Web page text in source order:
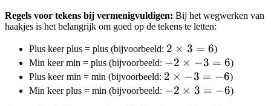
Regels voor tekens bij vermenigvuldigen: Bij het wegwerken van
haakjes is het belangrijk om goed op de tekens te letten:
Plus keer plus = plus (bijvoorbeeld: 2
\times
3 = 6
2 × 3 = 6)
Min keer min = plus (bijvoorbeeld: -2
\times
-3 = 6
−2 × −3 = 6)
Plus keer min = min (bijvoorbeeld: 2
\times
2 × −3 = −6)
Min keer plus = min (bijvoorbeeld: -2
−2 × 3 = −6)